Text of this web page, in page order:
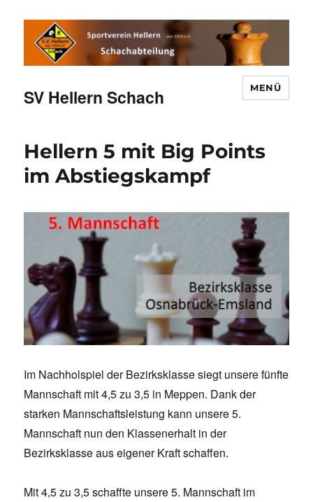
SV Hellern Schach MENÜ
Hellern 5 mit Big Points
im Abstiegskampf
Im Nachholspiel der Bezirksklasse siegt unsere fünfte
Mannschaft mit 4,5 zu 3,5 in Meppen. Dank der
starken Mannschaftsleistung kann unsere 5.
Mannschaft nun den Klassenerhalt in der
Bezirksklasse aus eigener Kraft schaffen.
Mit 4,5 zu 3,5 schaffte unsere 5. Mannschaft im